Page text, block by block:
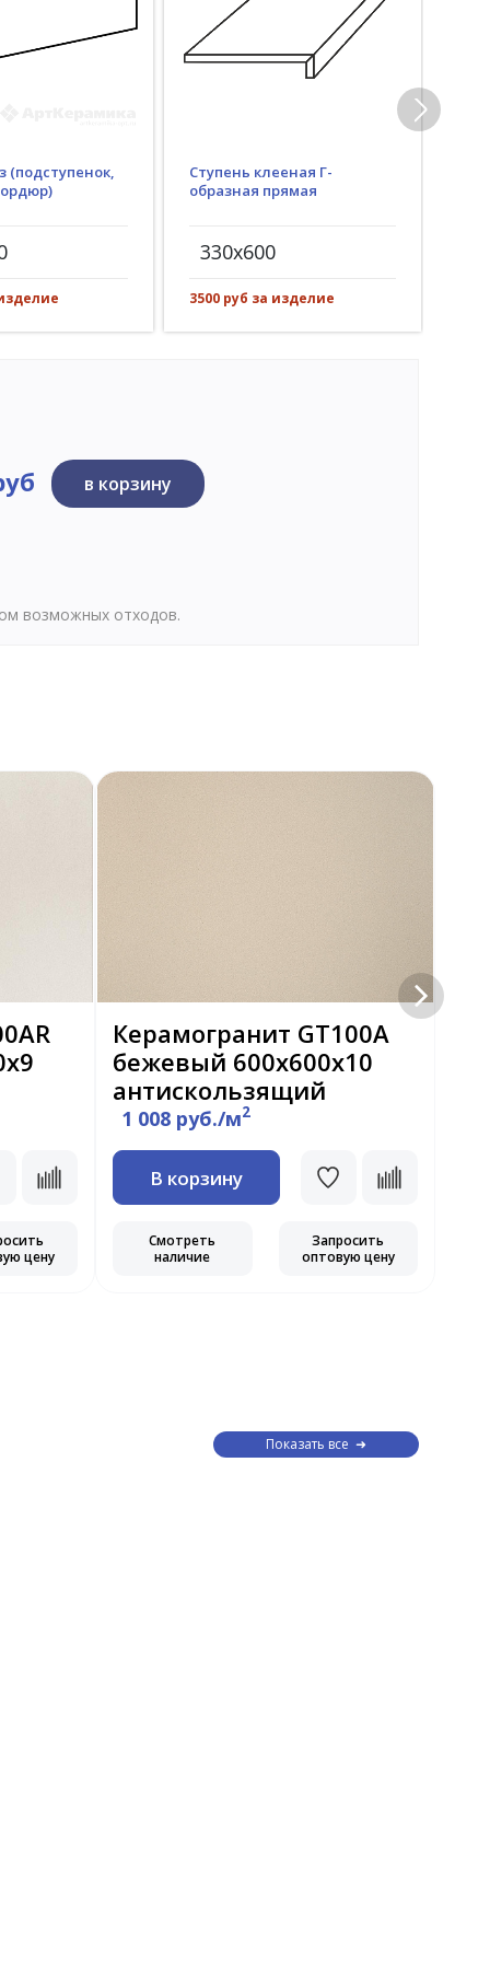
(подступенок,
Ступень клееная Г-
образная прямая
330x600
3500 руб за изделие
в корзину
возможных отходов.
цену
Керамогранит GT100A
бежевый 600х600х10
антискользящий
1 008 руб./м2
В корзину
Смотреть
наличие
Запросить
оптовую цену
Показать все